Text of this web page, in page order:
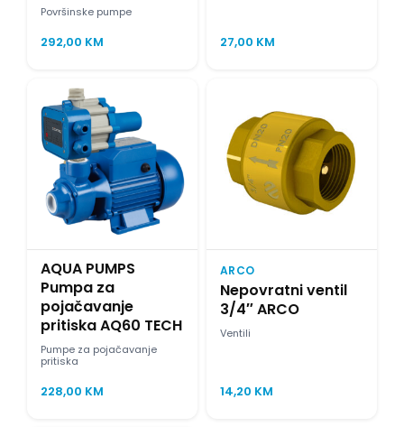
Površinske pumpe
292,00 KM 27,00 KM
AQUA PUMPS
Pumpa za
pojačavanje
pritiska AQ60 TECH
Pumpe za pojačavanje
pritiska
228,00 KM
ARCO
Nepovratni ventil
3/4″ ARCO
Ventili
14,20 KM